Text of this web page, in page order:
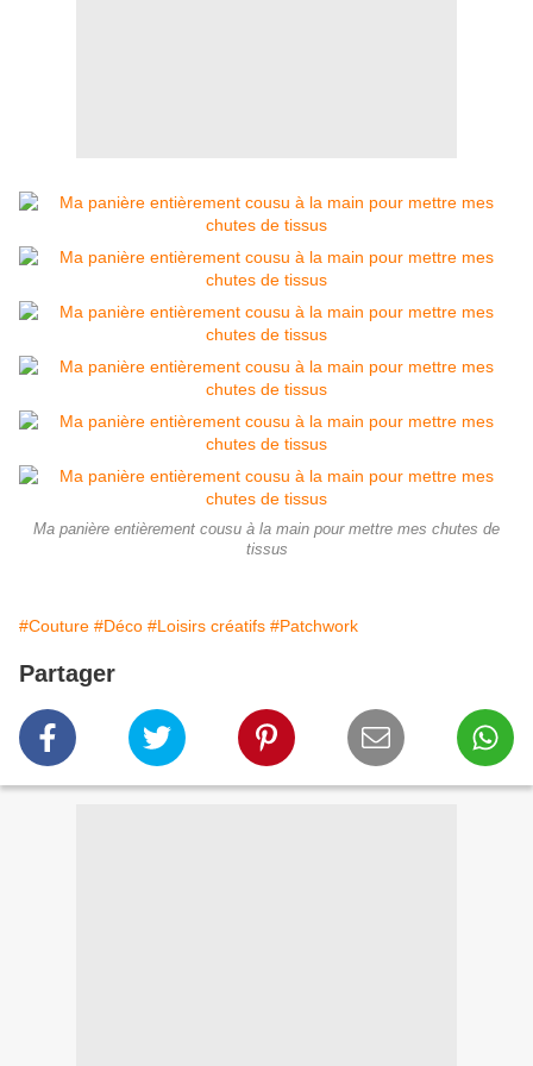
Ma panière entièrement cousu à la main pour mettre mes chutes de
tissus
#Couture #Déco #Loisirs créatifs #Patchwork
Partager